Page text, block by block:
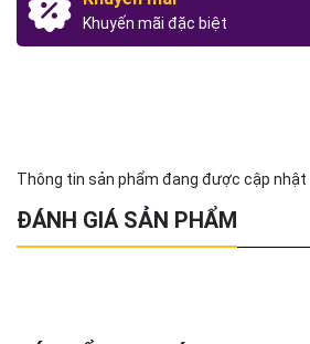
Khuyến mãi đặc biệt
Thông tin sản phẩm đang được cập nhật
ĐÁNH GIÁ SẢN PHẨM